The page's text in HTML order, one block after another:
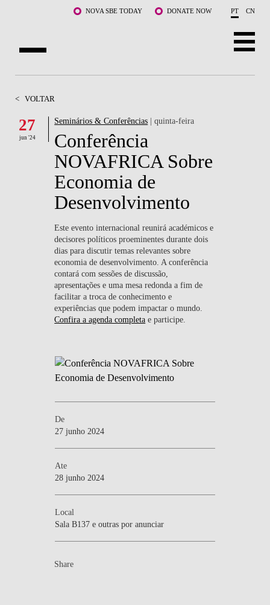
Saltar para o conteúdo principalNOVA SBE TODAY DONATE NOW PT CN
DOCENTES E INVESTIGAÇÃO
COMUNIDADE
< VOLTAR
27
jun '24
Seminários & Conferências | quinta-feira
Conferência
NOVAFRICA Sobre
Economia de
Desenvolvimento
Este evento internacional reunirá académicos e
decisores políticos proeminentes durante dois
dias para discutir temas relevantes sobre
economia de desenvolvimento. A conferência
contará com sessões de discussão,
apresentações e uma mesa redonda a fim de
facilitar a troca de conhecimento e
experiências que podem impactar o mundo.
Confira a agenda completa e participe.
De
27 junho 2024
Ate
28 junho 2024
Local
Sala B137 e outras por anunciar
Share